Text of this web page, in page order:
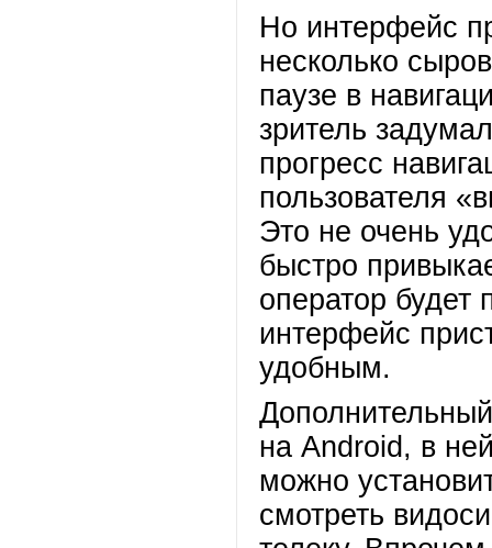
Но интерфейс
несколько
паузе в
зритель
прогресс
пользователя
Это не очень
быстро
оператор будет
интерфейс
удобным.
на Android, в
можно
смотреть